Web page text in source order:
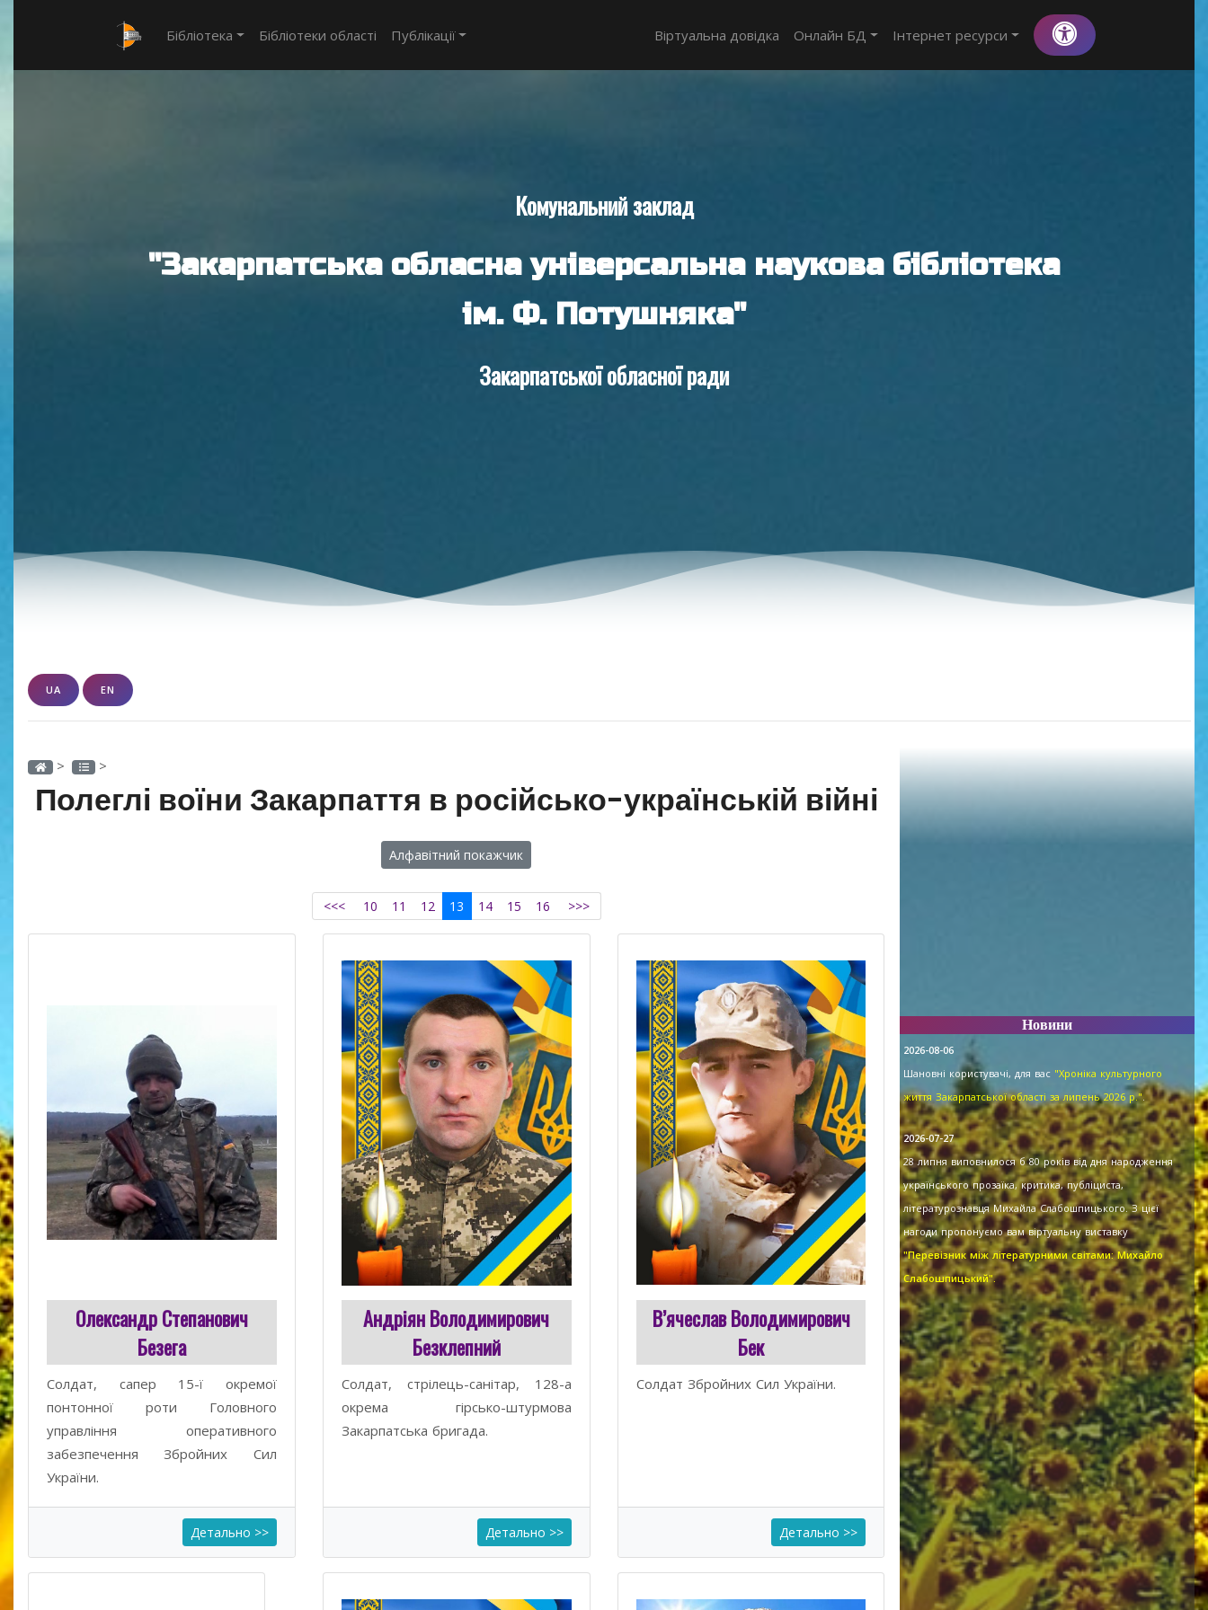
Бібліотека Бібліотеки області Публікації Віртуальна довідка Онлайн БД Інтернет ресурси
Комунальний заклад
"Закарпатська обласна універсальна наукова бібліотека
ім. Ф. Потушняка"
Закарпатської обласної ради
UA EN
> >
Полеглі воїни Закарпаття в російсько-українській війні
Алфавітний покажчик
<<< 10 11 12 13 14 15 16 >>>
Олександр Степанович
Безега
Солдат, сапер 15-ї окремої
понтонної роти Головного
управління оперативного
забезпечення Збройних Cил
України.
Детально >>
Андріян Володимирович
Безклепний
Солдат, стрілець-санітар, 128-а
окрема гірсько-штурмова
Закарпатська бригада.
Детально >>
В’ячеслав Володимирович
Бек
Солдат Збройних Cил України.
Детально >>
Новини
2026-08-06
Шановні користувачі, для вас "Хроніка культурного
життя Закарпатської області за липень 2026 р.".
2026-07-27
28 липня виповнилося б 80 років від дня народження
українського прозаїка, критика, публіциста,
літературознавця Михайла Слабошпицького. З цієї
нагоди пропонуємо вам віртуальну виставку
"Перевізник між літературними світами: Михайло
Слабошпицький".